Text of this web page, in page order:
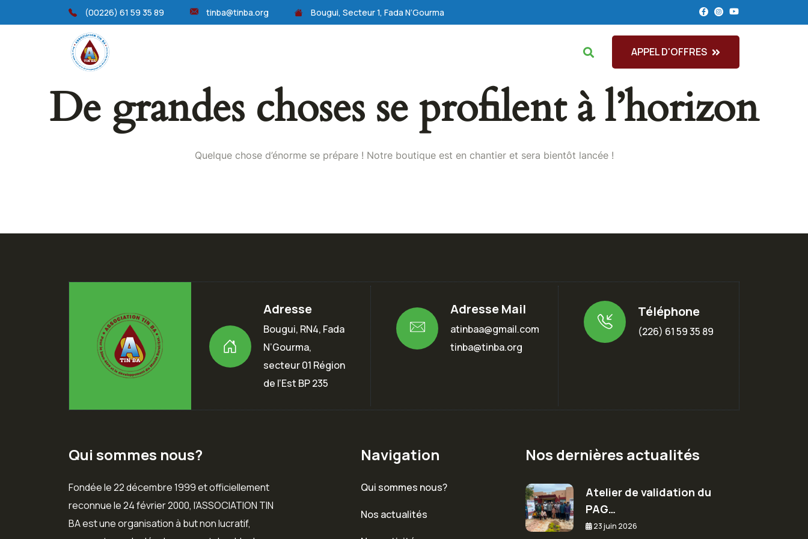
(00226) 61 59 35 89 tinba@tinba.org Bougui, Secteur 1, Fada N’Gourma
APPEL D'OFFRES
De grandes choses se profilent à l’horizon
Quelque chose d’énorme se prépare ! Notre boutique est en chantier et sera bientôt lancée !
Adresse
Bougui, RN4, Fada
N’Gourma,
secteur 01 Région
de l’Est BP 235
Adresse Mail
atinbaa@gmail.com
tinba@tinba.org
Téléphone
(226) 61 59 35 89
Qui sommes nous?
Fondée le 22 décembre 1999 et officiellement
reconnue le 24 février 2000, l’ASSOCIATION TIN
BA est une organisation à but non lucratif,
Navigation
Qui sommes nous?
Nos actualités
Nos dernières actualités
Atelier de validation du
PAG…
23 juin 2026